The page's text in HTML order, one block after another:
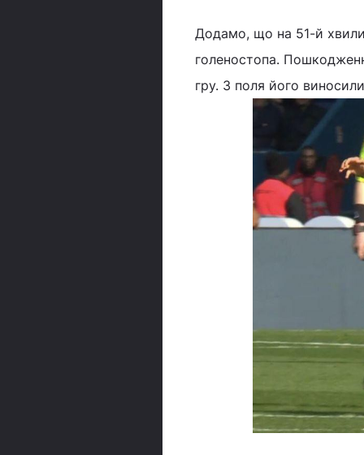
Додамо, що на 51-й
голеностопа.
гру. З поля його